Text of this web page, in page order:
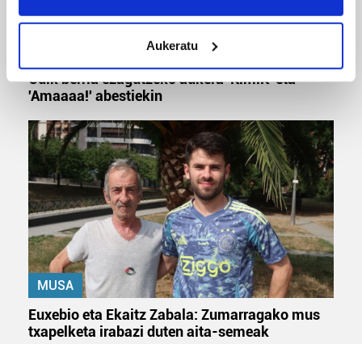
meters
Identify your device by actively scanning it for
specific characteristics (fingerprinting)
Find out more about how your personal data is processed
Guk eta gure bazkideek zure datu pertsonalak
prozesatzen ditugu, zure IP zenbakia, besteak beste,
teknologia erabiliz, cookieak adibidez, iragarki eta eduki
pertsonalizatuak eskaintzeko, iragarkiak eta edukia
neurtzeko, jendeari buruzko informazioa biltzeko eta
produktuak garatzeko. Zure datuak nork eta zertarako
erabiltzen dituen hauta dezakezu.
interes komertzial legitimoetan babesten dira. Ikusi gure
Aukeratu
Odik berria ezagutzeko aukera 'KimiK' eta
'Amaaaa!' abestiekin
MUSA
Euxebio eta Ekaitz Zabala: Zumarragako mus
txapelketa irabazi duten aita-semeak